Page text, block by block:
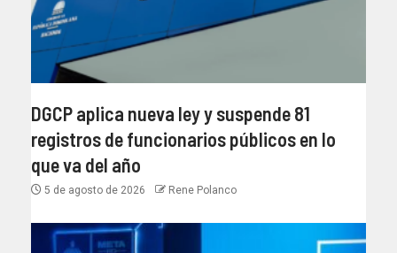
DGCP aplica nueva ley y suspende 81
registros de funcionarios públicos en lo
que va del año
5 de agosto de 2026 Rene Polanco